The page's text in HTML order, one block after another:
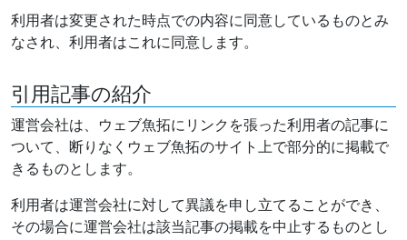
利用者は変更された時点での内容に同意しているものとみ
なされ、利用者はこれに同意します。
引用記事の紹介
運営会社は、ウェブ魚拓にリンクを張った利用者の記事に
ついて、断りなくウェブ魚拓のサイト上で部分的に掲載で
きるものとします。
利用者は運営会社に対して異議を申し立てることができ、
その場合に運営会社は該当記事の掲載を中止するものとし